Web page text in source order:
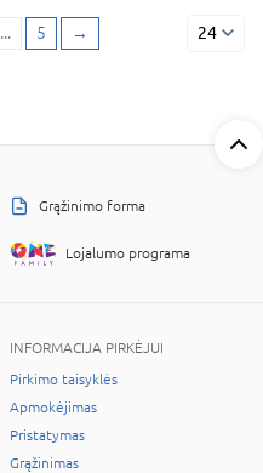
... 5 → 24
Grąžinimo forma
Lojalumo programa
INFORMACIJA PIRKĖJUI
Pirkimo taisyklės
Apmokėjimas
Pristatymas
Grąžinimas